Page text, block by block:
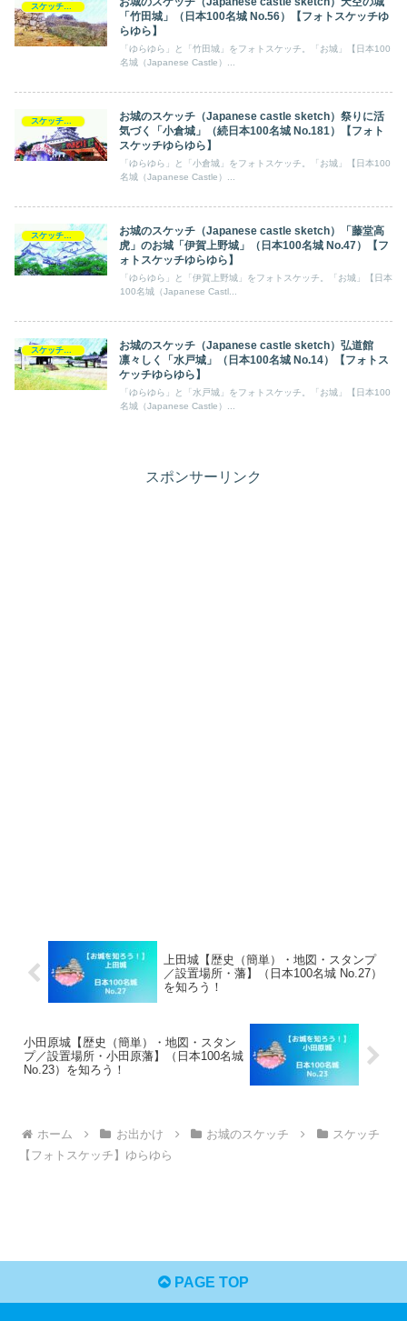
スケッチ【フォトスケッチ】ゆらゆら
「竹田城」（日本100名城 No.56）【フォトスケッチゆ
らゆら】
「ゆらゆら」と「竹田城」をフォトスケッチ。「お城」【日本100
名城（Japanese Castle）...
スケッチ【フォトスケッチ】ゆらゆら
お城のスケッチ（Japanese castle sketch）祭りに活
気づく「小倉城」（続日本100名城 No.181）【フォト
スケッチゆらゆら】
「ゆらゆら」と「小倉城」をフォトスケッチ。「お城」【日本100
名城（Japanese Castle）...
お城のスケッチ（Japanese castle sketch）「藤堂高
虎」のお城「伊賀上野城」（日本100名城 No.47）【フ
ォトスケッチゆらゆら】
「ゆらゆら」と「伊賀上野城」をフォトスケッチ。「お城」【日本
100名城（Japanese Castl...
お城のスケッチ（Japanese castle sketch）弘道館
凛々しく「水戸城」（日本100名城 No.14）【フォトス
ケッチゆらゆら】
「ゆらゆら」と「水戸城」をフォトスケッチ。「お城」【日本100
名城（Japanese Castle）...
スポンサーリンク
上田城【歴史（簡単）・地図・スタンプ
／設置場所・藩】（日本100名城 No.27）
を知ろう！
小田原城【歴史（簡単）・地図・スタン
プ／設置場所・小田原藩】（日本100名城
No.23）を知ろう！
ホーム お出かけ お城のスケッチ
スケッチ
【フォトスケッチ】ゆらゆら
PAGE TOP